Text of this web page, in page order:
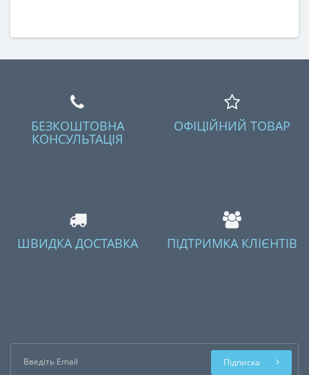
БЕЗКОШТОВНА
КОНСУЛЬТАЦІЯ
ОФІЦІЙНИЙ ТОВАР
ШВИДКА ДОСТАВКА ПІДТРИМКА КЛІЄНТІВ
Підписка